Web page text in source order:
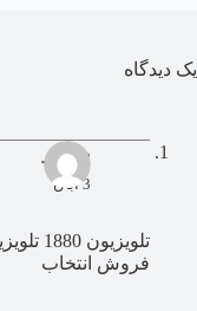
یک دیدگاه
رهگذر
3 آبان
فروش انتخاب